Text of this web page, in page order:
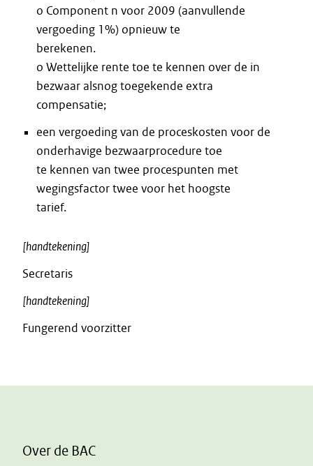
o Component n voor 2009 (aanvullende
vergoeding 1%) opnieuw te
berekenen.
o Wettelijke rente toe te kennen over de in
bezwaar alsnog toegekende extra
compensatie;
een vergoeding van de proceskosten voor de
onderhavige bezwaarprocedure toe
te kennen van twee procespunten met
wegingsfactor twee voor het hoogste
tarief.
[handtekening]
Secretaris
[handtekening]
Fungerend voorzitter
Over de BAC